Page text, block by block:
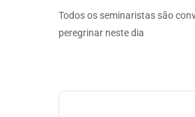
Todos os seminaristas são
peregrinar neste dia